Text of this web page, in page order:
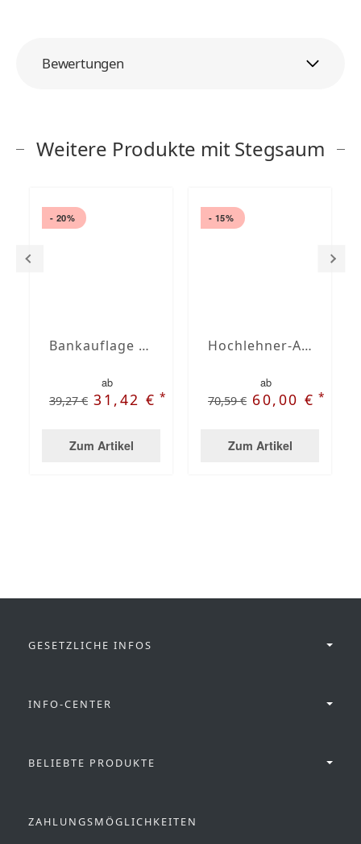
Bewertungen
Weitere Produkte mit Stegsaum
- 20%
Bankauflage nach Maß mit Stegsaum
ab
39,27 € 31,42 €*
Zum Artikel
- 15%
Hochlehner-Auflagen mit Stegsaum nach Maß
ab
70,59 € 60,00 €*
Zum Artikel
GESETZLICHE INFOS
INFO-CENTER
BELIEBTE PRODUKTE
ZAHLUNGSMÖGLICHKEITEN